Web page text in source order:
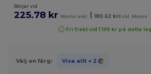
Börjar vid
225.78 kr Moms inkl. 180.62 krExkl. Moms
Fri frakt vid 1 199 kr på detta
Välj en färg: Visa allt + 2